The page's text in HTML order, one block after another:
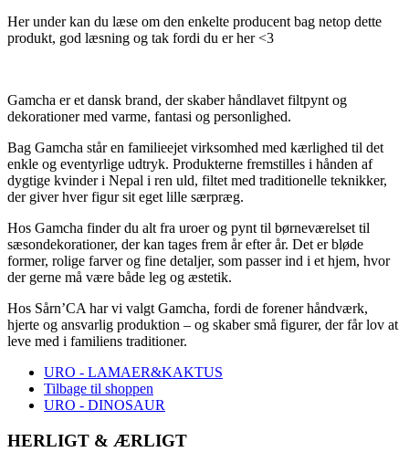
Her under kan du læse om den enkelte producent bag netop dette
produkt, god læsning og tak fordi du er her <3
Gamcha er et dansk brand, der skaber håndlavet filtpynt og
dekorationer med varme, fantasi og personlighed.
Bag Gamcha står en familieejet virksomhed med kærlighed til det
enkle og eventyrlige udtryk. Produkterne fremstilles i hånden af
dygtige kvinder i Nepal i ren uld, filtet med traditionelle teknikker,
der giver hver figur sit eget lille særpræg.
Hos Gamcha finder du alt fra uroer og pynt til børneværelset til
sæsondekorationer, der kan tages frem år efter år. Det er bløde
former, rolige farver og fine detaljer, som passer ind i et hjem, hvor
der gerne må være både leg og æstetik.
Hos Sårn’CA har vi valgt Gamcha, fordi de forener håndværk,
hjerte og ansvarlig produktion – og skaber små figurer, der får lov at
leve med i familiens traditioner.
URO - LAMAER&KAKTUS
Tilbage til shoppen
URO - DINOSAUR
HERLIGT & ÆRLIGT